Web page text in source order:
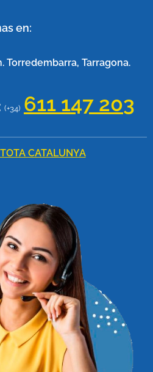
en:
Torredembarra, Tarragona.
(+34) 611 147 203
CATALUNYA